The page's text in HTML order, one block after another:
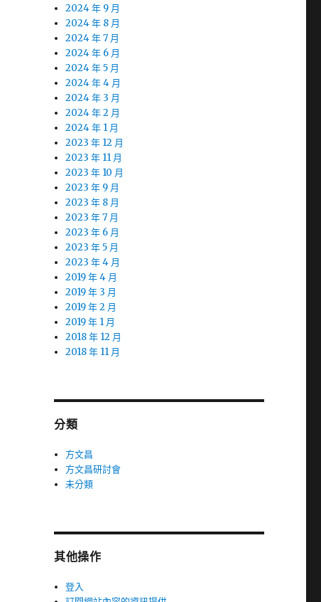
2024 年 9 月
2024 年 8 月
2024 年 7 月
2024 年 6 月
2024 年 5 月
2024 年 4 月
2024 年 3 月
2024 年 2 月
2024 年 1 月
2023 年 12 月
2023 年 11 月
2023 年 10 月
2023 年 9 月
2023 年 8 月
2023 年 7 月
2023 年 6 月
2023 年 5 月
2023 年 4 月
2019 年 4 月
2019 年 3 月
2019 年 2 月
2019 年 1 月
2018 年 12 月
2018 年 11 月
分類
方文昌
方文昌研討會
未分類
其他操作
登入